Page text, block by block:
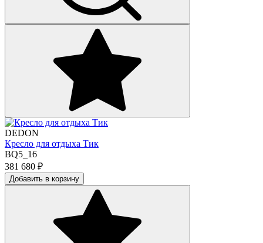
DEDON
Кресло для отдыха Тик
BQ5_16
381 680 ₽
Добавить в корзину